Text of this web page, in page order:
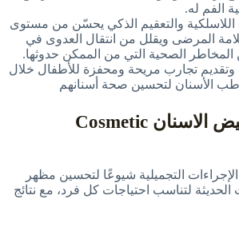
الفم له.
اللاسلكية والتعقيم الذكي يحسّن من مستوى
المرضى ويقلل من انتقال العدوى في
المخاطر الصحية التي من الممكن حدوثها.
وتقديم تجارب مريحة ومحفزة للأطفال خلال
طب الأسنان لتحسين صحة أسنانهم
افضل تقنيات تبييض الاسنان Cosmetic
التجميلية شيوعًا لتحسين مظهر
الحديثة لتناسب احتياجات كل فرد، مع نتائج